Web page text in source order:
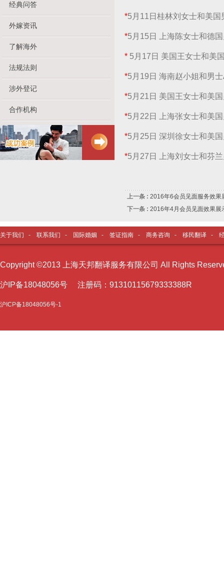
经典问答
外嫁资讯
了解海外
法规法则
涉外登记
合作机构
*5月11日桂林刘女士和美
*5月15日 上海陈女士和德
* 5月17日 美国王女士和美
*5月19日 海南赵小姐和男
*5月21日 美国王女士和美
*5月22日 上海张女士和美
*5月25日 深圳徐女士和美
*5月27日 上海刘女士和芬
上一条 : 2016年6会员见面服务效果
下一条 : 2016年4月会员见面效果展
关于我们 - 联系我们 - 国际婚姻 - 签证指南 - 商务咨询 - 移民翻译 -
Copyright ©2013 上海天邦翻译服务有限公司 All Rights
沪I P备18048056号 注册码：91310115679333388R
沪ICP备18048056号-1